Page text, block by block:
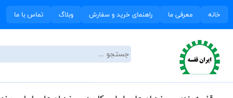
خانه معرفی ما راهنمای خرید و سفارش وبلاگ تماس با ما